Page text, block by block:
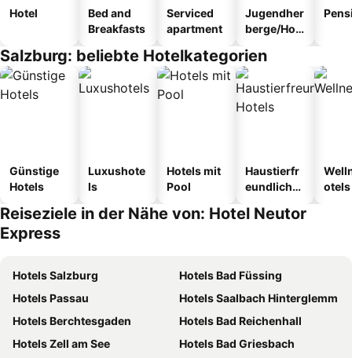
Hotel
Bed and
Breakfasts
Serviced
apartment
Jugendher
berge/Hos
Salzburg: beliebte Hotelkategorien
Günstige
Hotels
Luxushote
ls
Hotels mit
Pool
Haustierfr
eundliche
otels
Reiseziele in der Nähe von: Hotel Neutor
Express
Hotels Salzburg
Hotels Bad Füssing
Hotels Passau
Hotels Saalbach Hinterglemm
Hotels Berchtesgaden
Hotels Bad Reichenhall
Hotels Zell am See
Hotels Bad Griesbach